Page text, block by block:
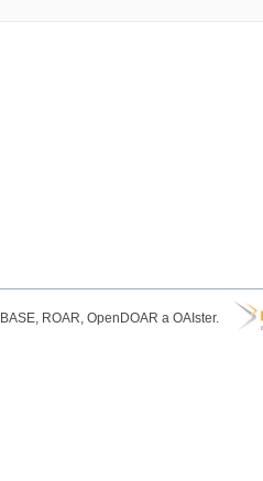
ROAR, OpenDOAR a OAIster.